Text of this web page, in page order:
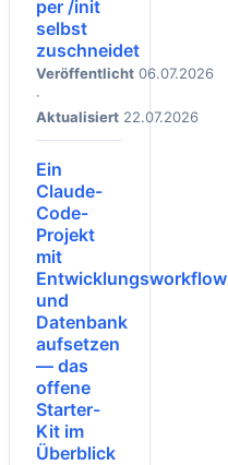
per /init
selbst
zuschneidet
Veröffentlicht 06.07.2026
·
Aktualisiert 22.07.2026
Ein
Claude-
Code-
Projekt
mit
Entwicklungsworkflow
und
Datenbank
aufsetzen
— das
offene
Starter-
Kit im
Überblick